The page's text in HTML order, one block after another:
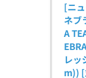
[ニ
ネブ
A
レ
m)) [